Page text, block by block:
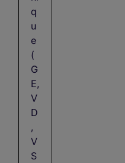
q
u
e
(
G
E,
V
D
,
V
S